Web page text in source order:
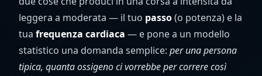
leggera a moderata — il tuo passo(o potenza) e la
tua frequenza cardiaca — e pone a un modello
statistico una domanda semplice: per una persona
tipica, quanta ossigeno ci vorrebbe per correre così